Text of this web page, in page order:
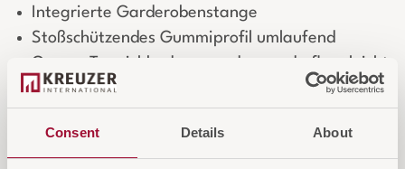
Consent Details About
Integrierte Garderobenstange
Stoßschützendes Gummiprofil umlaufend
Grauer Teppichboden – modern und pflegeleicht
Login für Preise und Warenkorb